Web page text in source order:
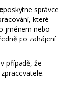
poskytne správce
které
jménem nebo
po zahájení
případě, že